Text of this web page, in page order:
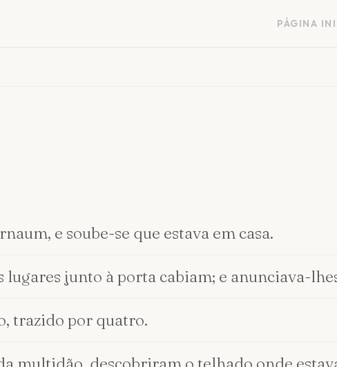
PÁGINA
e soube-se que estava em casa.
junto à porta cabiam; e anunciava-
trazido por quatro.